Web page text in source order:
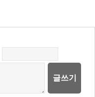
글쓰기